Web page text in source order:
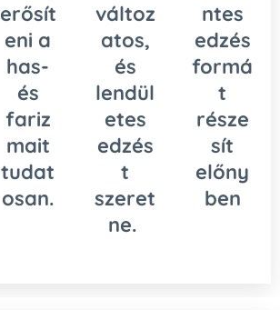
erősít
eni a
has-
és
fariz
mait
tudat
osan.
változ
atos,
és
lendül
etes
edzés
t
szeret
ne.
ntes
edzés
formá
t
része
sít
előny
ben